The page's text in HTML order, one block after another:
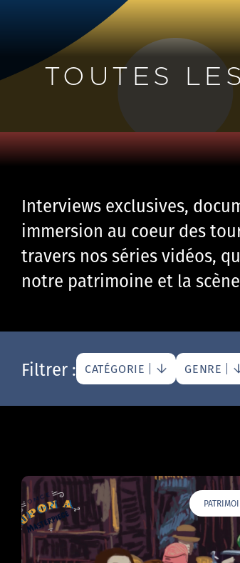
TOUTES
Interviews exclusives,
immersion au coeur des
travers nos séries vidéos,
notre patrimoine et la
Filtrer : CATÉGORIE GENRE